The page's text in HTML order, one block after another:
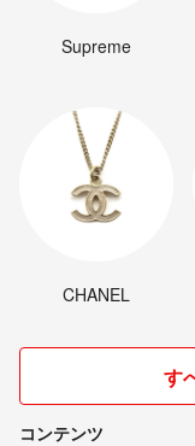
Supreme
CHANEL
す
コンテンツ